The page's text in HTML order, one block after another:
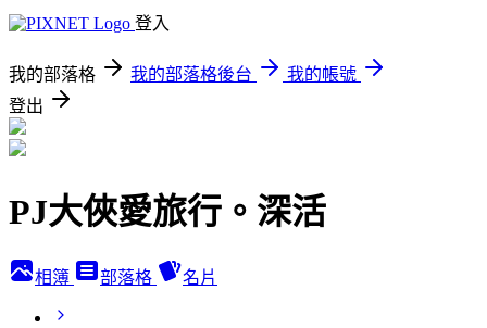
登入
我的部落格 我的部落格後台
我的帳號
登出
PJ大俠愛旅行。深活
相簿 部落格 名片